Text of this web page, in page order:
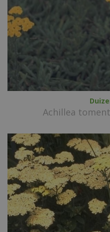
Achillea